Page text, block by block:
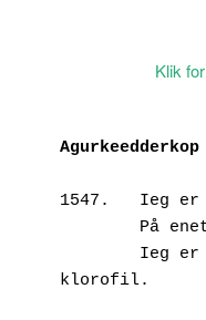
Klik
Agurkeedderkop
1547.
klorofil.